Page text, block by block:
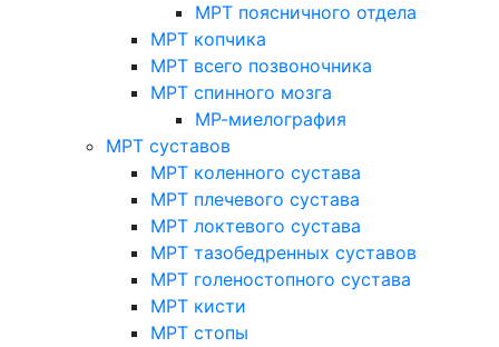
МРТ поясничного отдела
МРТ копчика
МРТ всего позвоночника
МРТ спинного мозга
МР-миелография
МРТ суставов
МРТ коленного сустава
МРТ плечевого сустава
МРТ локтевого сустава
МРТ тазобедренных суставов
МРТ голеностопного сустава
МРТ кисти
МРТ стопы